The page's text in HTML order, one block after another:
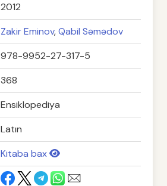
2012
Zakir Eminov,Qabil Səmədov
978-9952-27-317-5
368
Ensiklopediya
Latın
Kitaba bax